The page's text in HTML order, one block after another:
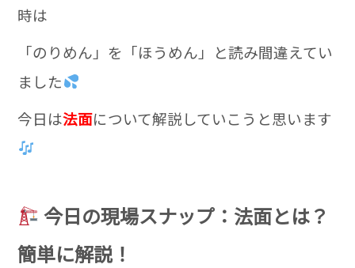
時は
「のりめん」を「ほうめん」と読み間違えてい
ました
今日は法面について解説していこうと思います
今日の現場スナップ：法面とは？
簡単に解説！